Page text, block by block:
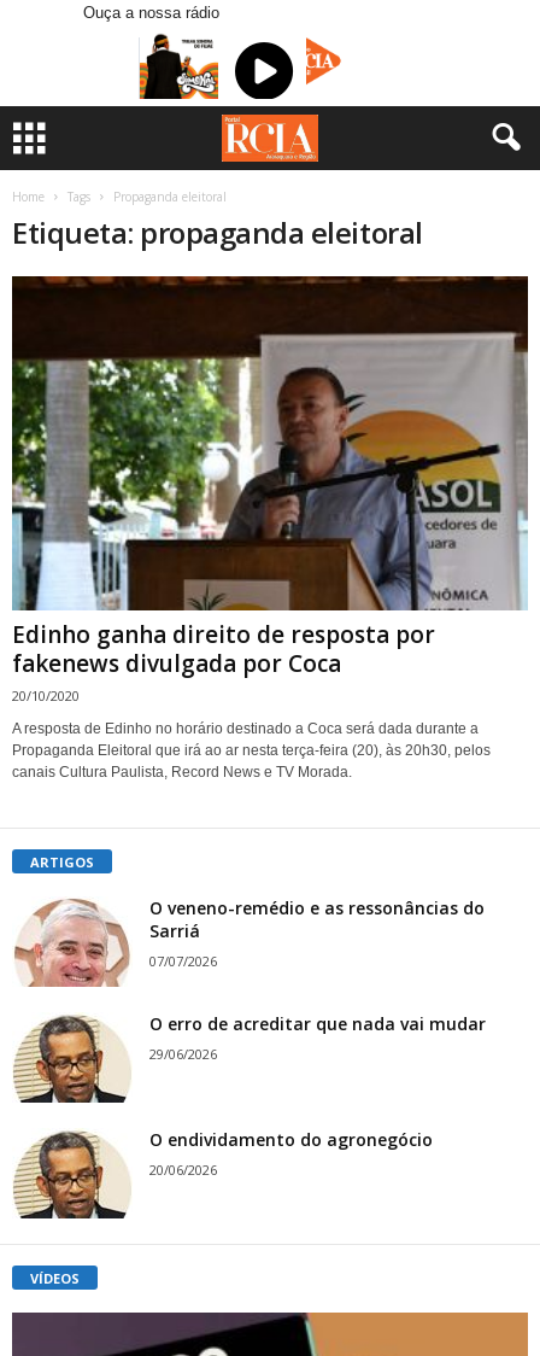
Ouça a nossa rádio
Home Tags Propaganda eleitoral
Etiqueta: propaganda eleitoral
Edinho ganha direito de resposta por
fakenews divulgada por Coca
20/10/2020
A resposta de Edinho no horário destinado a Coca será dada durante a
Propaganda Eleitoral que irá ao ar nesta terça-feira (20), às 20h30, pelos
canais Cultura Paulista, Record News e TV Morada.
ARTIGOS
O veneno-remédio e as ressonâncias do
Sarriá
07/07/2026
O erro de acreditar que nada vai mudar
29/06/2026
O endividamento do agronegócio
20/06/2026
VÍDEOS